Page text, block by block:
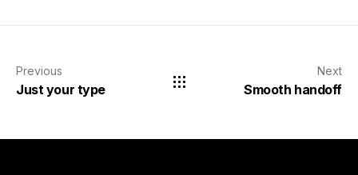
Previous
Just your type
Next
Smooth handoff